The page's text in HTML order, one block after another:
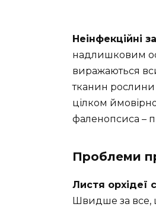
Неінфекційні
надлишковим
виражаються
тканин рослини
цілком
фаленопсиса –
Проблеми
Листя орхідеї
Швидше за все,